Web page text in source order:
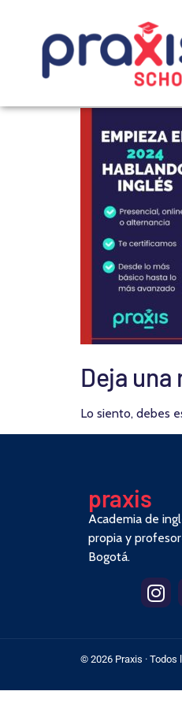
Deja
Lo siento, debes
praxis
Academia de
propia y
Bogotá.
© 2026 Praxis ·